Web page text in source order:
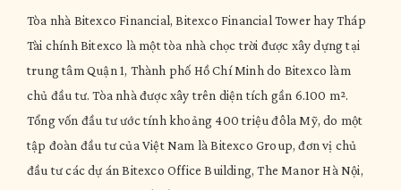
Tòa nhà Bitexco Financial, Bitexco Financial Tower hay Tháp
Tài chính Bitexco là một tòa nhà chọc trời được xây dựng tại
trung tâm Quận 1, Thành phố Hồ Chí Minh do Bitexco làm
chủ đầu tư. Tòa nhà được xây trên diện tích gần 6.100 m².
Tổng vốn đầu tư ước tính khoảng 400 triệu đôla Mỹ, do một
tập đoàn đầu tư của Việt Nam là Bitexco Group, đơn vị chủ
đầu tư các dự án Bitexco Office Building, The Manor Hà Nội,